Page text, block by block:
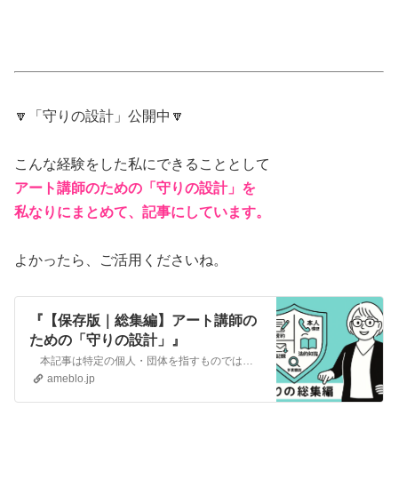
🔽「守りの設計」公開中🔽
こんな経験をした私にできることとして
アート講師のための「守りの設計」を
私なりにまとめて、記事にしています。
よかったら、ご活用くださいね。
『【保存版｜総集編】アート講師の
ための「守りの設計」』
本記事は特定の個人・団体を指すものではありません。 同様の混乱を防ぐための一般的な注意喚起です。 【対象】 …
ameblo.jp